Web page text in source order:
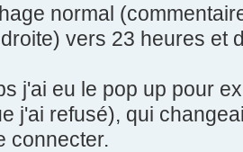
normal
vers 23 heures et
j'ai eu le pop up pour
j'ai refusé), qui
connecter.